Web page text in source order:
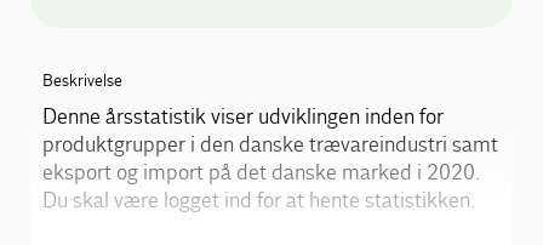
Beskrivelse
Denne årsstatistik viser udviklingen inden for
produktgrupper i den danske trævareindustri samt
eksport og import på det danske marked i 2020.
Du skal være logget ind for at hente statistikken.